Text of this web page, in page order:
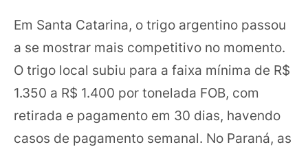
Em Santa Catarina, o trigo argentino passou
a se mostrar mais competitivo no momento.
O trigo local subiu para a faixa mínima de R$
1.350 a R$ 1.400 por tonelada FOB, com
retirada e pagamento em 30 dias, havendo
casos de pagamento semanal. No Paraná, as